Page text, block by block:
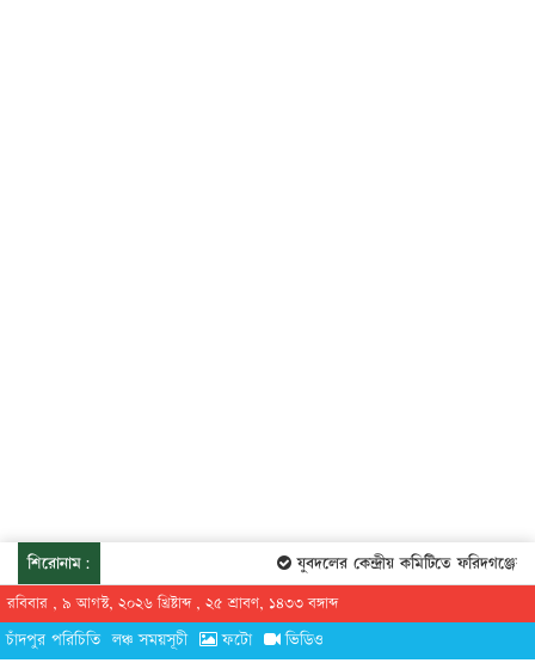
শিরোনাম: যুবদলের কেন্দ্রীয় কমিটিতে ফরিদগঞ্জের
রবিবার , ৯ আগস্ট, ২০২৬ খ্রিষ্টাব্দ , ২৫ শ্রাবণ, ১৪৩৩ বঙ্গাব্দ
চাঁদপুর পরিচিতি লঞ্চ সময়সূচী ফটো ভিডিও